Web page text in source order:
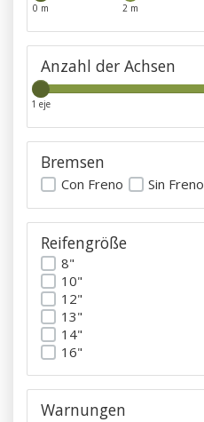
0 m 2 m
Anzahl der Achsen
1 eje
Bremsen
Con Freno Sin Freno
Reifengröße
8"
10"
12"
13"
14"
16"
Warnungen